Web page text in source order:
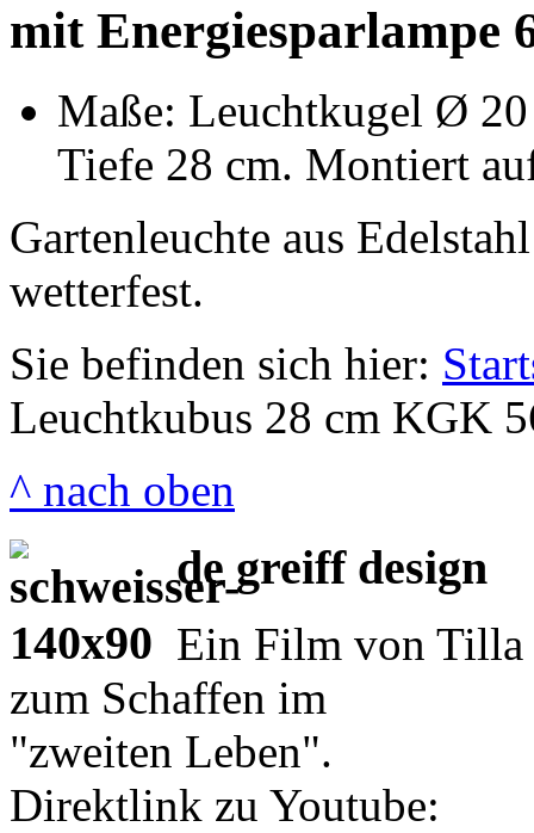
mit Energiesparlampe
Maße: Leuchtkugel Ø
Tiefe 28 cm. Montiert
Gartenleuchte aus
wetterfest.
Sie befinden sich hier:
Leuchtkubus 28 cm KGK
^ nach oben
de greiff design
Ein Film von Tilla
zum Schaffen im
"zweiten Leben".
Direktlink zu Youtube: